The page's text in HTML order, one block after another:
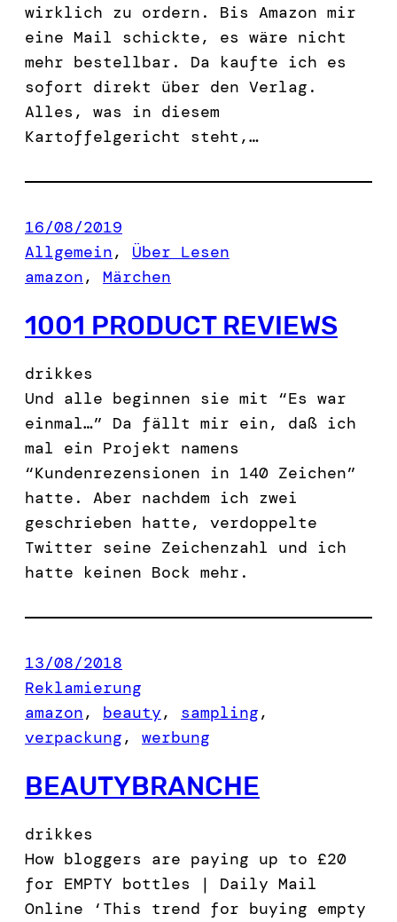
wirklich zu ordern. Bis Amazon mir
eine Mail schickte, es wäre nicht
mehr bestellbar. Da kaufte ich es
sofort direkt über den Verlag.
Alles, was in diesem
Kartoffelgericht steht,…
16/08/2019
Allgemein, Über Lesen
amazon, Märchen
1001 PRODUCT REVIEWS
drikkes
Und alle beginnen sie mit “Es war
einmal…” Da fällt mir ein, daß ich
mal ein Projekt namens
“Kundenrezensionen in 140 Zeichen”
hatte. Aber nachdem ich zwei
geschrieben hatte, verdoppelte
Twitter seine Zeichenzahl und ich
hatte keinen Bock mehr.
13/08/2018
Reklamierung
amazon, beauty, sampling
verpackung, werbung
BEAUTYBRANCHE
drikkes
How bloggers are paying up to £20
for EMPTY bottles | Daily Mail
Online ‘This trend for buying empty